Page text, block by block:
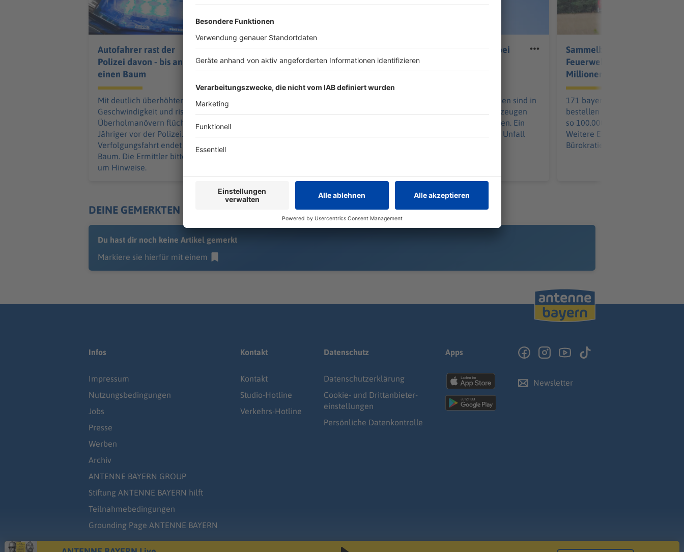
Autofahrer rast der
Polizei davon - bis an
einen Baum
Mit deutlich überhöhter
Geschwindigkeit und riskanten
Überholmanövern flüchtet ein 24-
Jähriger vor der Polizei. Die
Verfolgungsfahrt endet an einem
Baum. Die Ermittler bitten Zeugen
um Hinweise.
Trotz 2:0-Vorsprung:
Kein 1860-Sieg zur
Heimpremiere
Fünf Schwerverletzte bei
Verkehrsunfall bei
Straubing
Zwei Fahrer aus Tschechien sind in
Ostbayern mit ihren Fahrzeugen
frontal zusammengestoßen. Ein
drittes Auto wurde in den Unfall
Sammelbestellung für
Feuerwehrautos soll
Millionen sparen
171 bayerische Kommunen
bestellen gemeinsam - und
so 100.000 pro Löschfahrzeug.
Weitere Einsparungen in der
Bürokratie kommen hinzu.
DEINE GEMERKTEN ARTIKEL
Du hast dir noch keine Artikel gemerkt
Markiere sie hierfür mit einem
Infos
Impressum
Nutzungsbedingungen
Jobs
Presse
Werben
Archiv
ANTENNE BAYERN GROUP
Stiftung ANTENNE BAYERN hilft
Teilnahmebedingungen
Grounding Page ANTENNE BAYERN
Kontakt
Kontakt
Studio-Hotline
Verkehrs-Hotline
Datenschutz
Datenschutz­erklärung
Cookie- und Drittanbieter-
einstellungen
Persönliche Datenkontrolle
Apps
Newsletter